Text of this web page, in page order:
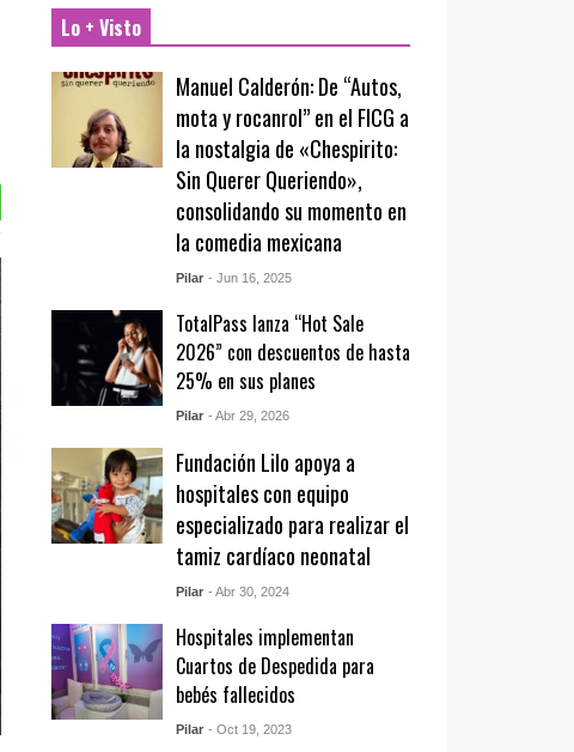
Lo + Visto
Manuel Calderón: De “Autos,
mota y rocanrol” en el FICG a
la nostalgia de «Chespirito:
Sin Querer Queriendo»,
consolidando su momento en
la comedia mexicana
Pilar - Jun 16, 2025
TotalPass lanza “Hot Sale
2026” con descuentos de hasta
25% en sus planes
Pilar - Abr 29, 2026
Fundación Lilo apoya a
hospitales con equipo
especializado para realizar el
tamiz cardíaco neonatal
Pilar - Abr 30, 2024
Hospitales implementan
Cuartos de Despedida para
bebés fallecidos
Pilar - Oct 19, 2023